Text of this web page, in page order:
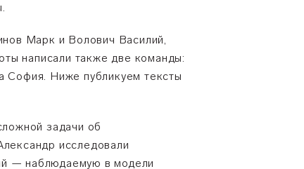
Марк и Волович Василий,
написали также две команды:
София. Ниже публикуем тексты
задачи об
исследовали
— наблюдаемую в модели